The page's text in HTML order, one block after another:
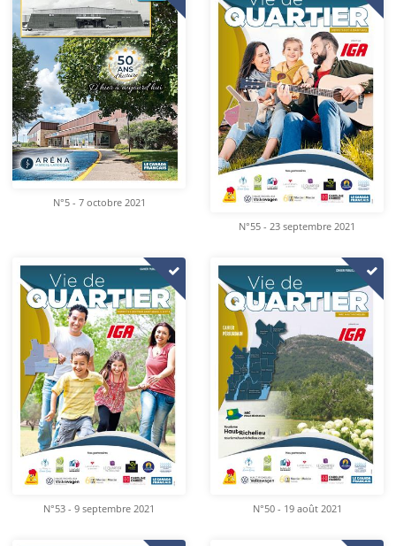
N°5 - 7 octobre 2021
N°55 - 23 septembre 2021
N°53 - 9 septembre 2021 N°50 - 19 août 2021